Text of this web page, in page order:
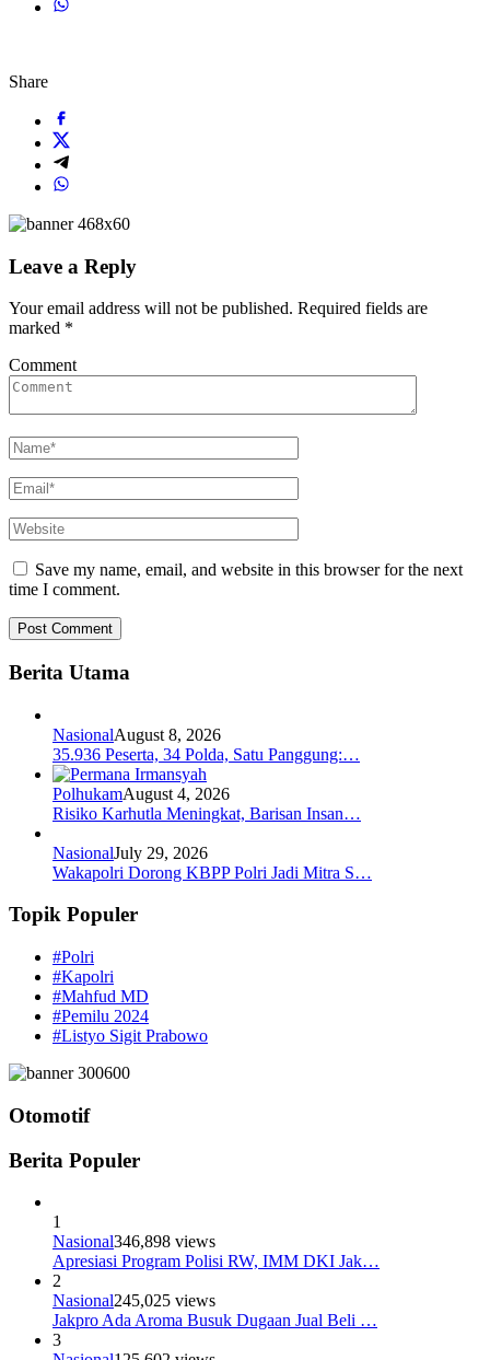
Share
Leave a Reply
Your email address will not be published. Required fields are
marked *
Comment
Save my name, email, and website in this browser for the next
time I comment.
Berita Utama
NasionalAugust 8, 2026
35.936 Peserta, 34 Polda, Satu Panggung:…
PolhukamAugust 4, 2026
Risiko Karhutla Meningkat, Barisan Insan…
NasionalJuly 29, 2026
Wakapolri Dorong KBPP Polri Jadi Mitra S…
Topik Populer
#Polri
#Kapolri
#Mahfud MD
#Pemilu 2024
#Listyo Sigit Prabowo
Otomotif
Berita Populer
1
Nasional346,898 views
Apresiasi Program Polisi RW, IMM DKI Jak…
2
Nasional245,025 views
Jakpro Ada Aroma Busuk Dugaan Jual Beli …
3